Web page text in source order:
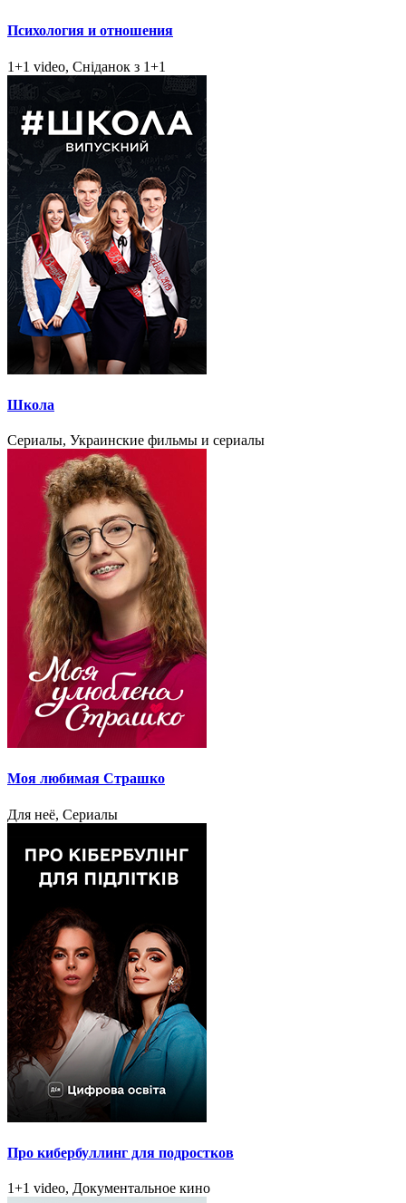
Психология и отношения
1+1 video, Сніданок з 1+1
Школа
Сериалы, Украинские фильмы и сериалы
Моя любимая Страшко
Для неё, Сериалы
Про кибербуллинг для подростков
1+1 video, Документальное кино